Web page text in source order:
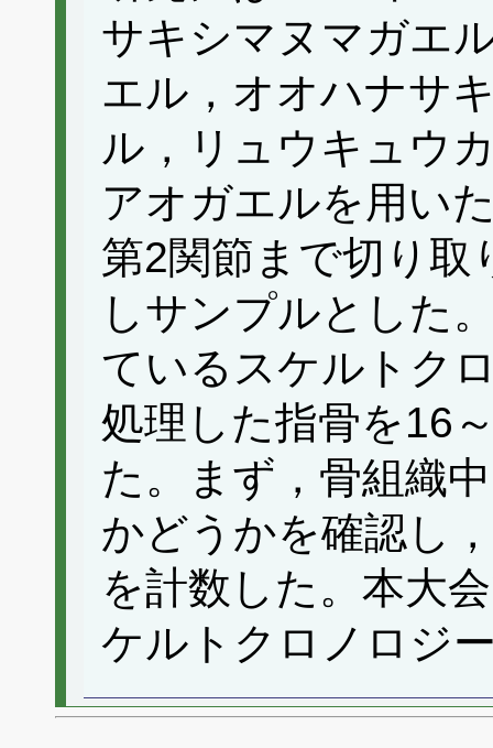
サキシマヌマガエ
エル，オオハナサ
ル，リュウキュウ
アオガエルを用い
第2関節まで切り取
しサンプルとした
ているスケルトク
処理した指骨を16
た。まず，骨組織
かどうかを確認し
を計数した。本大
ケルトクロノロジ